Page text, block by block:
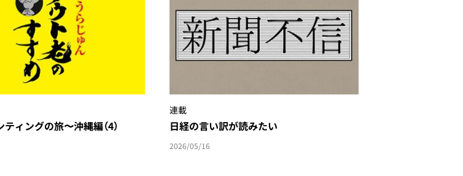
ィングの旅〜沖縄編（4）
連載
日経の言い訳が読みたい
2026/05/16